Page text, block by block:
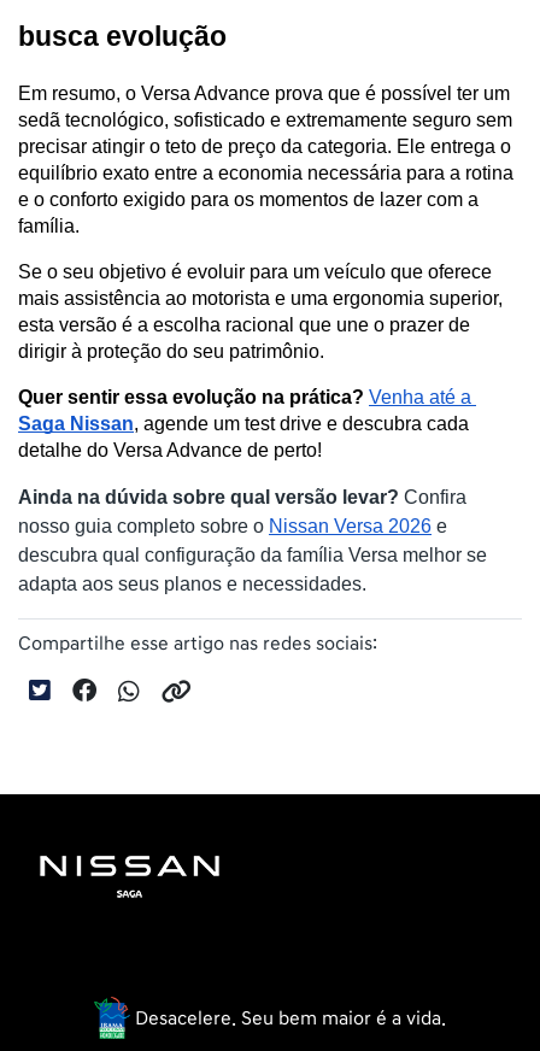
busca evolução
Em resumo, o Versa Advance prova que é possível ter um
sedã tecnológico, sofisticado e extremamente seguro sem
precisar atingir o teto de preço da categoria. Ele entrega o
equilíbrio exato entre a economia necessária para a rotina
e o conforto exigido para os momentos de lazer com a
família.
Se o seu objetivo é evoluir para um veículo que oferece
mais assistência ao motorista e uma ergonomia superior,
esta versão é a escolha racional que une o prazer de
dirigir à proteção do seu patrimônio.
Quer sentir essa evolução na prática?
Saga Nissan, agende um test drive e descubra cada
detalhe do Versa Advance de perto!
Ainda na dúvida sobre qual versão levar? Confira
nosso guia completo sobre o Nissan Versa 2026 e
descubra qual configuração da família Versa melhor se
adapta aos seus planos e necessidades.
Compartilhe esse artigo nas redes sociais:
Desacelere. Seu bem maior é a vida.